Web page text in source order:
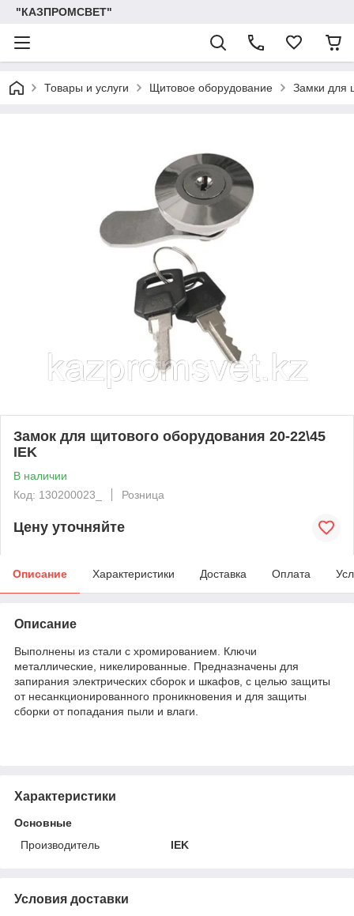
"КАЗПРОМСВЕТ"
Товары и услуги Щитовое оборудование Замки для
Замок для щитового оборудования 20-22\45
IEK
В наличии
Код: 130200023_
Розница
Цену уточняйте
Описание Характеристики Доставка Оплата
Описание
Выполнены из стали с хромированием. Ключи
металлические, никелированные. Предназначены для
запирания электрических сборок и шкафов, с целью защиты
от несанкционированного проникновения и для защиты
сборки от попадания пыли и влаги.
Характеристики
Основные
Производитель
IEK
Условия доставки